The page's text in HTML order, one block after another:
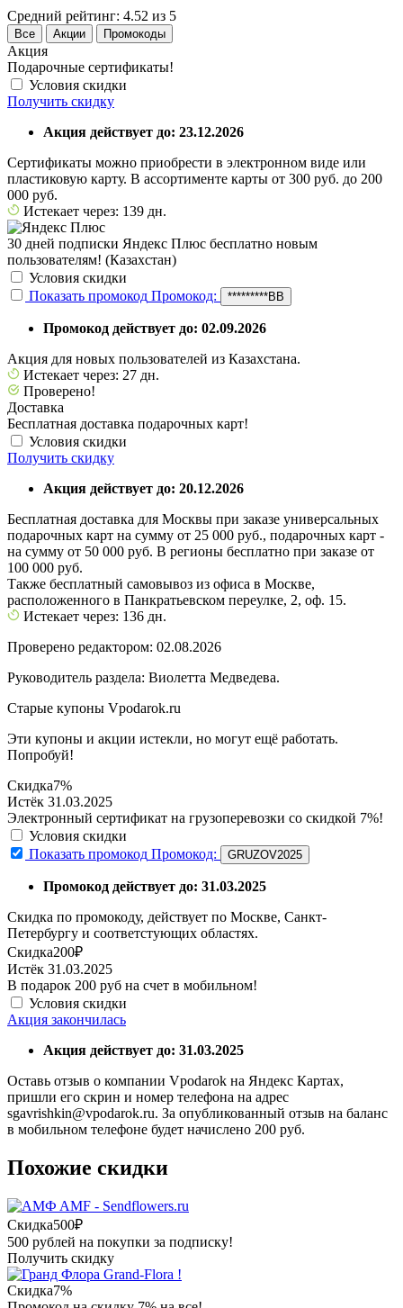
Средний рейтинг: 4.52 из 5
Все Акции Промокоды
Акция
Подарочные сертификаты!
Условия скидки
Получить скидку
Акция действует до: 23.12.2026
Сертификаты можно приобрести в электронном виде или
пластиковую карту. В ассортименте карты от 300 руб. до 200
000 руб.
Истекает через: 139 дн.
30 дней подписки Яндекс Плюс бесплатно новым
пользователям! (Казахстан)
Условия скидки
Показать промокод Промокод: *********BB
Промокод действует до: 02.09.2026
Акция для новых пользователей из Казахстана.
Истекает через: 27 дн.
Проверено!
Доставка
Бесплатная доставка подарочных карт!
Условия скидки
Получить скидку
Акция действует до: 20.12.2026
Бесплатная доставка для Москвы при заказе универсальных
подарочных карт на сумму от 25 000 руб., подарочных карт -
на сумму от 50 000 руб. В регионы бесплатно при заказе от
100 000 руб.
Также бесплатный самовывоз из офиса в Москве,
расположенного в Панкратьевском переулке, 2, оф. 15.
Истекает через: 136 дн.
Проверено редактором: 02.08.2026
Руководитель раздела: Виолетта Медведева.
Старые купоны Vpodarok.ru
Эти купоны и акции истекли, но могут ещё работать.
Попробуй!
Скидка7%
Истёк 31.03.2025
Электронный сертификат на грузоперевозки со скидкой 7%!
Условия скидки
Показать промокод Промокод: GRUZOV2025
Промокод действует до: 31.03.2025
Скидка по промокоду, действует по Москве, Санкт-
Петербургу и соответстующих областях.
Скидка200₽
Истёк 31.03.2025
В подарок 200 руб на счет в мобильном!
Условия скидки
Акция закончилась
Акция действует до: 31.03.2025
Оставь отзыв о компании Vpodarok на Яндекс Картах,
пришли его скрин и номер телефона на адрес
sgavrishkin@vpodarok.ru. За опубликованный отзыв на баланс
в мобильном телефоне будет начислено 200 руб.
Похожие скидки
AMF - Sendflowers.ru
Скидка500₽
500 рублей на покупки за подписку!
Получить скидку
Grand-Flora !
Скидка7%